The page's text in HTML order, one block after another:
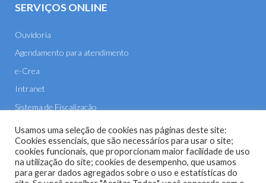
SERVIÇOS ONLINE
Ouvidoria
Agendamento para atendimento
e-Crea
Intranet
Sistema de Fiscalização
E-mail
Usamos uma seleção de cookies nas páginas deste site:
Cookies essenciais, que são necessários para usar o site;
cookies funcionais, que proporcionam maior facilidade de uso
na utilização do site; cookies de desempenho, que usamos
para gerar dados agregados sobre o uso e estatísticas do